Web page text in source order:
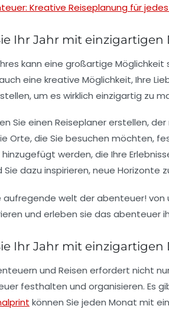
Kreative Reiseplanung für
Ihr Jahr mit einzigartigen
kann eine großartige Möglichkeit
eine kreative Möglichkeit, Ihre
um es wirklich einzigartig zu
Sie einen Reiseplanererstellen,
Orte, die Sie besuchen möchten,
werden, die Ihre
dazu inspirieren, neue Horizonte
Ihr Jahr mit einzigartigen
und Reisen erfordert nicht
festhalten und organisieren. Es
können Sie jeden Monat mit